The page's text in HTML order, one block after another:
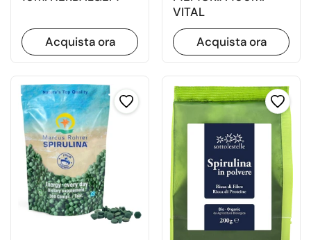
Acquista ora
VITAL
Acquista ora